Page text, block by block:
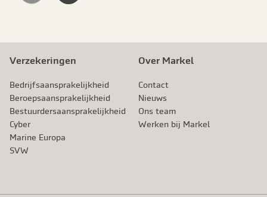
Verzekeringen
Bedrijfsaansprakelijkheid
Beroeps­aansprakelijkheid
Bestuurdersaansprakelijkheid
Cyber
Marine Europa
SVW
Over Markel
Contact
Nieuws
Ons team
Werken bij Markel